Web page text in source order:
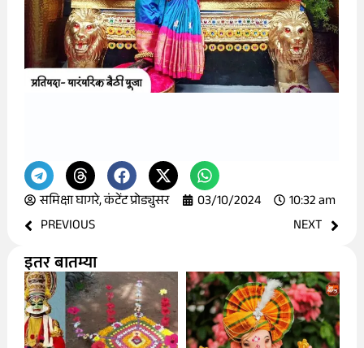
समिक्षा घागरे, कंटेंट प्रोड्युसर 03/10/2024
10:32 am
PREVIOUS
NEXT
इतर बातम्या